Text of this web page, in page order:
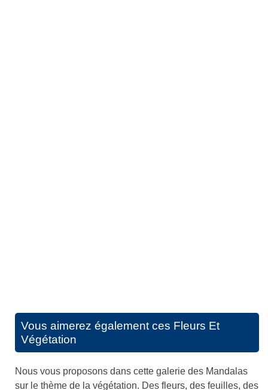
Vous aimerez également ces Fleurs Et
Végétation
Nous vous proposons dans cette galerie des Mandalas
sur le thème de la végétation. Des fleurs, des feuilles, des